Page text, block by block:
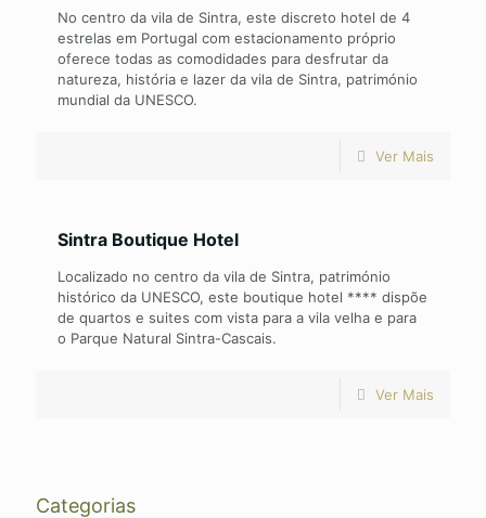
No centro da vila de Sintra, este discreto hotel de 4
estrelas em Portugal com estacionamento próprio
oferece todas as comodidades para desfrutar da
natureza, história e lazer da vila de Sintra, património
mundial da UNESCO.
Ver Mais
Sintra Boutique Hotel
Localizado no centro da vila de Sintra, património
histórico da UNESCO, este boutique hotel **** dispõe
de quartos e suites com vista para a vila velha e para
o Parque Natural Sintra-Cascais.
Ver Mais
Categorias